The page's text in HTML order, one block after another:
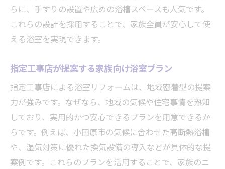
らに、手すりの設置や広めの浴槽スペースも人気です。
これらの設計を採用することで、家族全員が安心して使
える浴室を実現できます。
指定工事店が提案する家族向け浴室プラン
指定工事店による浴室リフォームは、地域密着型の提案
力が強みです。なぜなら、地域の気候や住宅事情を熟知
しており、実用的かつ安心できるプランを用意できるか
らです。例えば、小田原市の気候に合わせた高断熱浴槽
や、湿気対策に優れた換気設備の導入などが具体的な提
案例です。これらのプランを活用することで、家族のニ